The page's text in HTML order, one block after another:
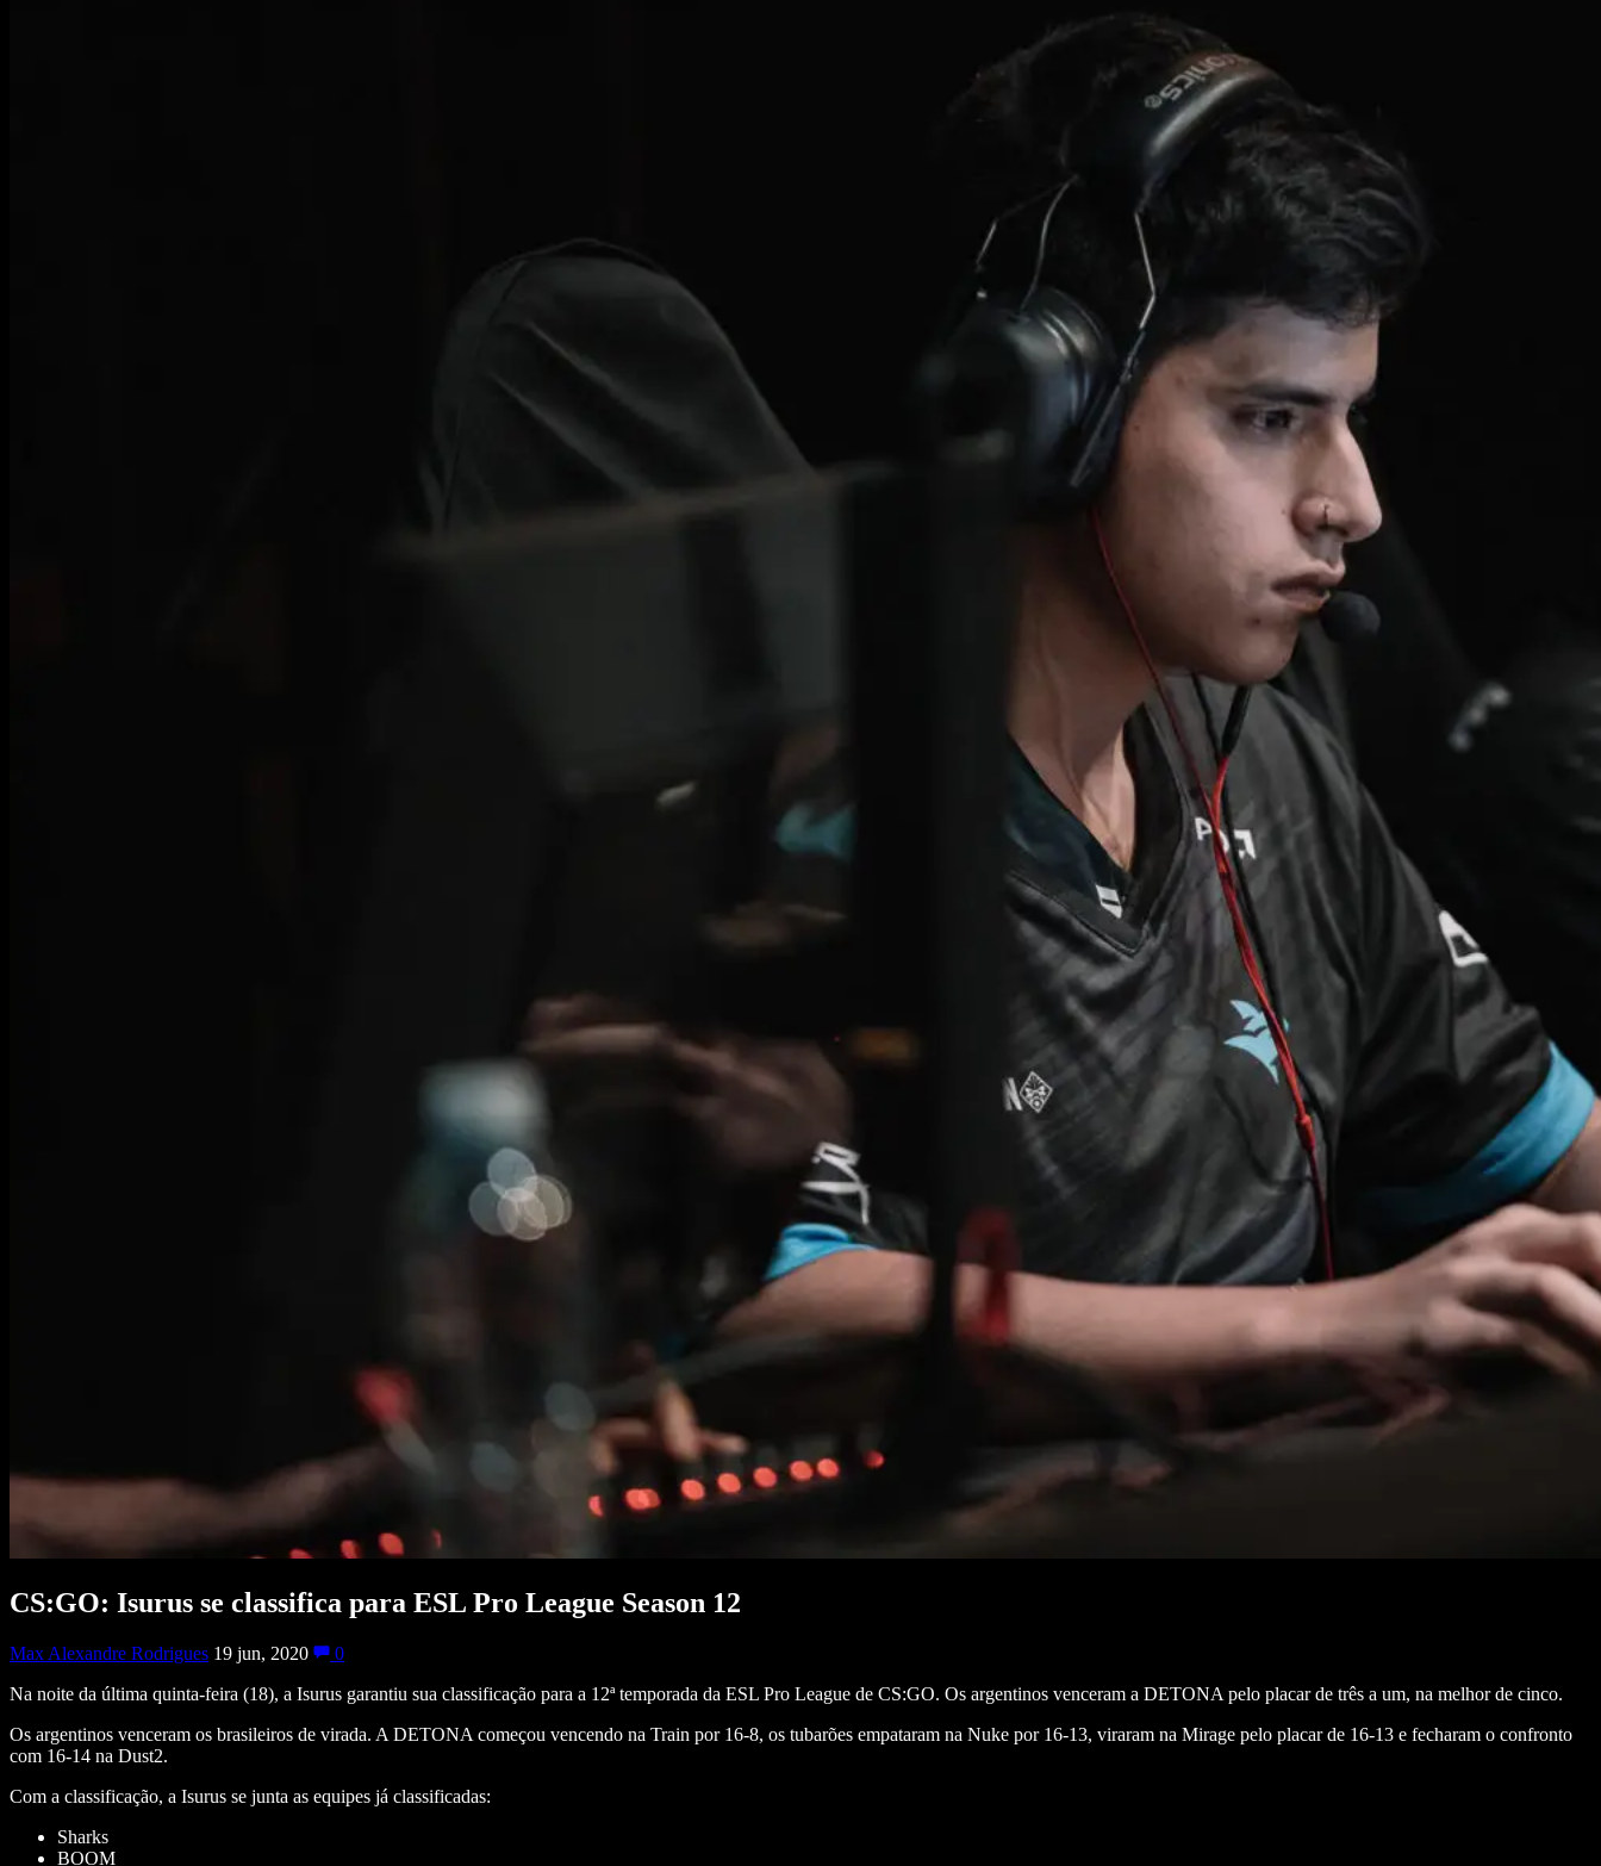
CS:GO: Isurus se classifica para ESL Pro League Season 12
Max Alexandre Rodrigues 19 jun, 2020
0
Na noite da última quinta-feira (18), a Isurus garantiu sua classificação para a 12ª temporada da ESL Pro League de CS:GO. Os argentinos venceram a DETONA pelo placar de três a um, na melhor de cinco.
Os argentinos venceram os brasileiros de virada. A DETONA começou vencendo na Train por 16-8, os tubarões empataram na Nuke por 16-13, viraram na Mirage pelo placar de 16-13 e fecharam o confronto
com 16-14 na Dust2.
Com a classificação, a Isurus se junta as equipes já classificadas:
Sharks
BOOM